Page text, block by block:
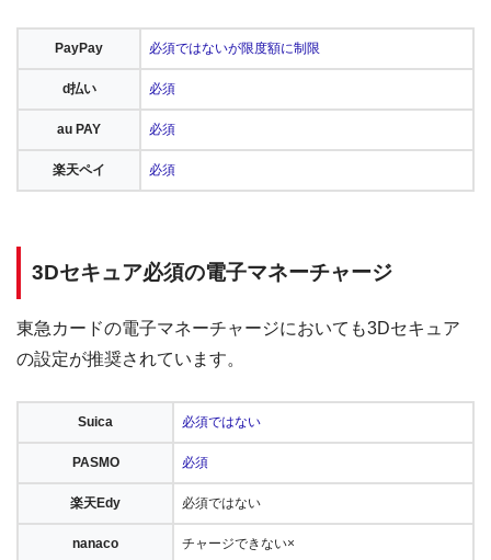
PayPay 必須ではないが限度額に制限
d払い 必須
au PAY 必須
楽天ペイ 必須
3Dセキュア必須の電子マネーチャージ
東急カードの電子マネーチャージにおいても3Dセキュア
の設定が推奨されています。
Suica 必須ではない
PASMO 必須
楽天Edy 必須ではない
nanaco チャージできない×